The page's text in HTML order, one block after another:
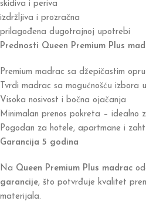
skidiva i periva
izdržljiva i prozračna
prilagođena dugotrajnoj upotrebi
Prednosti Queen Premium Plus
Premium madrac sa džepičastim
Tvrdi madrac sa mogućnošću izbora
Visoka nosivost i bočna ojačanja
Minimalan prenos pokreta – idealno
Pogodan za hotele, apartmane i
Garancija 5 godina
Na Queen Premium Plus madrac
garancije, što potvrđuje kvalitet
materijala.